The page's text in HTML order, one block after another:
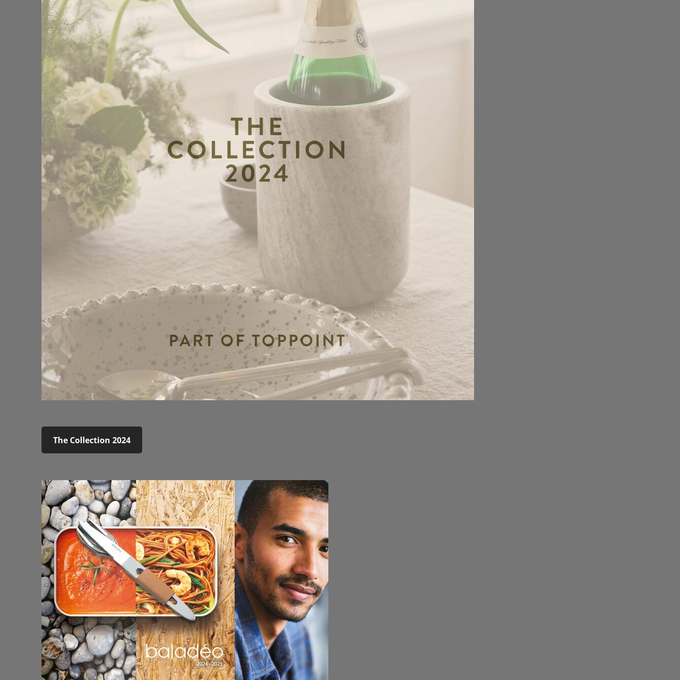
The Collection 2024